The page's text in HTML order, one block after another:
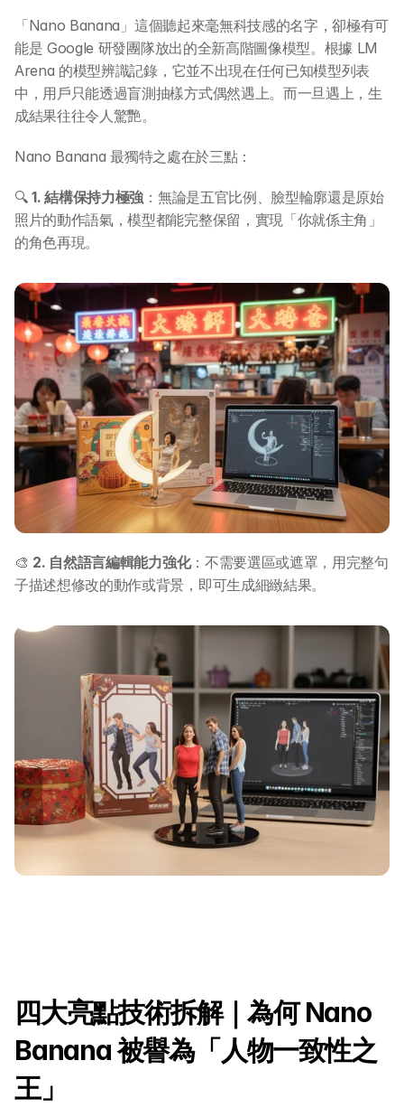
「Nano Banana」這個聽起來毫無科技感的名字，卻極有可
能是 Google 研發團隊放出的全新高階圖像模型。根據 LM
Arena 的模型辨識記錄，它並不出現在任何已知模型列表
中，用戶只能透過盲測抽樣方式偶然遇上。而一旦遇上，生
成結果往往令人驚艷。
Nano Banana 最獨特之處在於三點：
🔍 1. 結構保持力極強 ：無論是五官比例、臉型輪廓還是原始
照片的動作語氣，模型都能完整保留，實現「你就係主角」
的角色再現。
🎨 2. 自然語言編輯能力強化：不需要選區或遮罩，用完整句
子描述想修改的動作或背景，即可生成細緻結果。
四大亮點技術拆解｜為何 Nano
Banana 被譽為「人物一致性之
王」